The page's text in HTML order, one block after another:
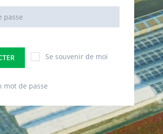
Se souvenir de moi
mot de passe